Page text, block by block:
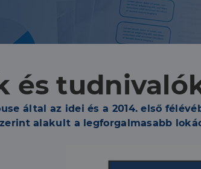
és
által az idei és a 2014. első
alakult a legforgalmasabb